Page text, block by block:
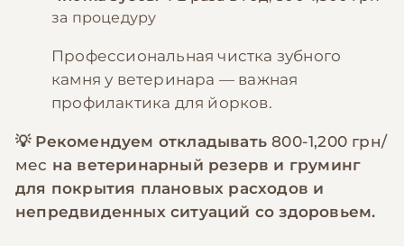
за процедуру
Профессиональная чистка зубного
камня у ветеринара — важная
профилактика для йорков.
💡 Рекомендуем откладывать800-1,200 грн/
мес на ветеринарный резерв и груминг
для покрытия плановых расходов и
непредвиденных ситуаций со здоровьем.